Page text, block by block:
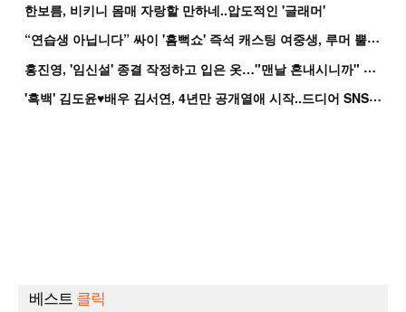
한보름, 비키니 몸매 자랑할 만하네..압도적인 '글래머'
“
연습생 아닙니다” 싸이 '흠뻑쇼' 즉석 캐스팅 여중생, 루머 뿔났다[Oh!쎈 이...
홍
진영, '임신설' 종결 작정하고 입은 옷…"맨날 혼내시니까" 억울
'
흑백' 김도윤♥배우 김서연, 4년만 공개열애 시작..드디어 SNS에 노출 [핫피...